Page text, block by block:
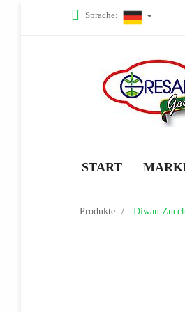
Sprache:
START
Produkte Diwan